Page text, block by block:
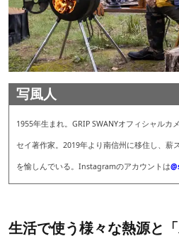
写風人
1955年生まれ。GRIP SWANYオフィシャルカ
セイ著作家。2019年より南信州に移住し、薪
を愉しんでいる。Instagramのアカウントは@
生活で使う様々な熱源と